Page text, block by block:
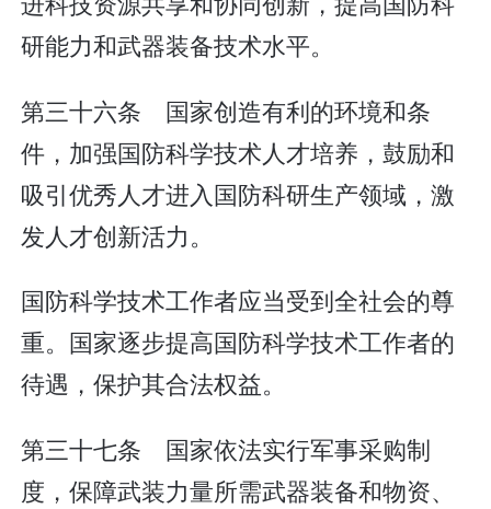
研能力和武器装备技术水平。
第三十六条 国家创造有利的环境和条
件，加强国防科学技术人才培养，鼓励和
吸引优秀人才进入国防科研生产领域，激
发人才创新活力。
国防科学技术工作者应当受到全社会的尊
重。国家逐步提高国防科学技术工作者的
待遇，保护其合法权益。
第三十七条 国家依法实行军事采购制
度，保障武装力量所需武器装备和物资、